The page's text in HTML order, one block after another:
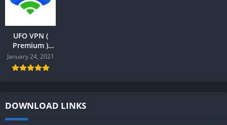
UFO VPN (
Premium )
v.2.4.5
Android
January 24, 2021
DOWNLOAD LINKS